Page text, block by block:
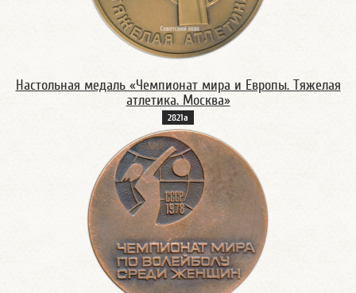
Настольная медаль «Чемпионат мира и Европы. Тяжелая
атлетика. Москва»
2821а